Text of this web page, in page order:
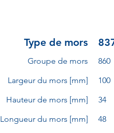
Type de mors
Groupe de mors
Largeur du mors [mm]
Hauteur de mors [mm]
Longueur du mors [mm]
860
100
34
48